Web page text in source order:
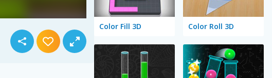
Color Fill 3D Color Roll 3D